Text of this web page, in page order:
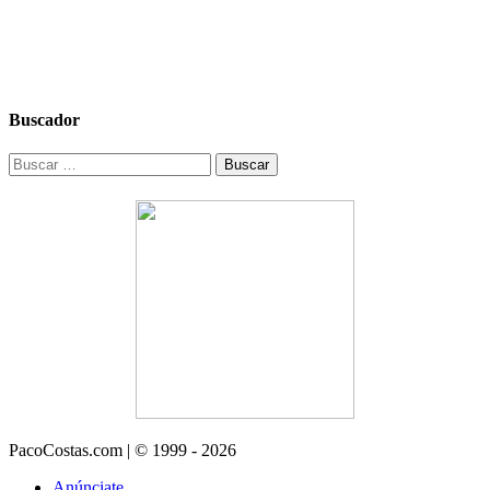
Buscador
Buscar:
PacoCostas.com | © 1999 - 2026